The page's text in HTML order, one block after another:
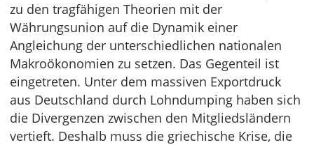
zu den tragfähigen Theorien mit der
Währungsunion auf die Dynamik einer
Angleichung der unterschiedlichen nationalen
Makroökono­mien zu setzen. Das Gegenteil ist
eingetreten. Unter dem massiven Exportdruck
aus Deutschland durch Lohndumping haben sich
die Divergenzen zwischen den Mitgliedsländern
vertieft. Deshalb muss die griechische Krise, die